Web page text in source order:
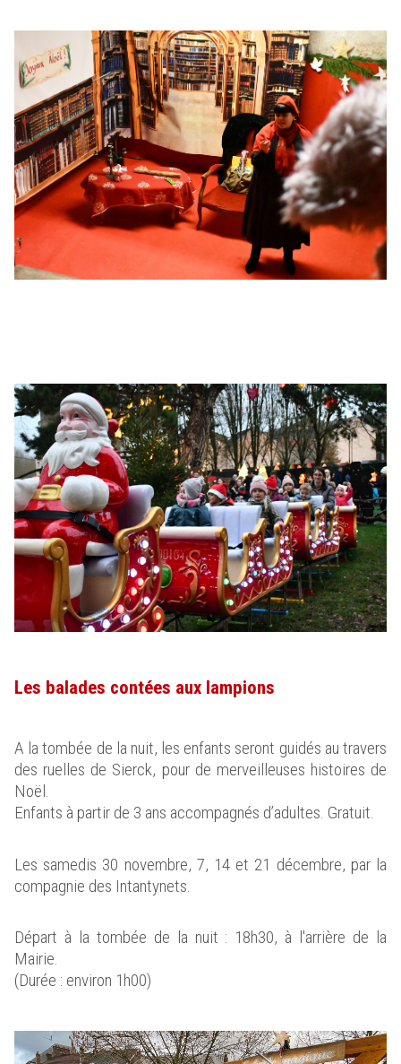
Les balades contées aux lampions
A la tombée de la nuit, les enfants seront guidés au travers
des ruelles de Sierck, pour de merveilleuses histoires de
Noël.
Enfants à partir de 3 ans accompagnés d’adultes. Gratuit.
Les samedis 30 novembre, 7, 14 et 21 décembre, par la
compagnie des Intantynets.
Départ à la tombée de la nuit : 18h30, à l'arrière de la
Mairie.
(Durée : environ 1h00)